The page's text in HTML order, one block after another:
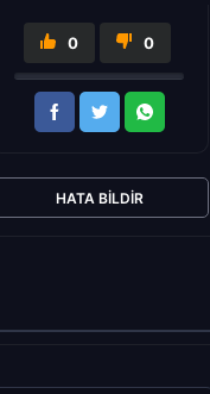
0 0
HATA BILDIR